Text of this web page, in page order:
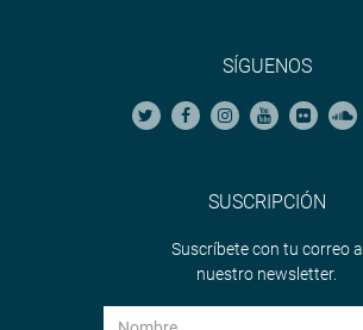
SÍGUENOS
SUSCRIPCIÓN
Suscríbete con tu correo a
nuestro newsletter.